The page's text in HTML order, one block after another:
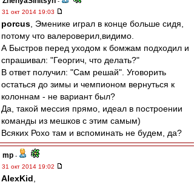
31 окт 2014 19:03
porcus , Эменике играл в конце больше сидя,
потому что валероверил,видимо.
А Быстров перед уходом к бомжам подходил и
спрашивал: "Георгич, что делать?"
В ответ получил: "Сам решай". Уговорить
остаться до зимы и чемпионом вернуться к
колоннам - не вариант был?
Да, такой мессия прямо, идеал в построении
команды из мешков с этим самым)
Всяких Рохо там и вспоминать не будем, да?
mp -
31 окт 2014 19:02
AlexKid